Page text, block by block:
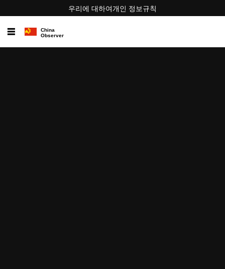
우리에 대하여개인 정보규칙
☰